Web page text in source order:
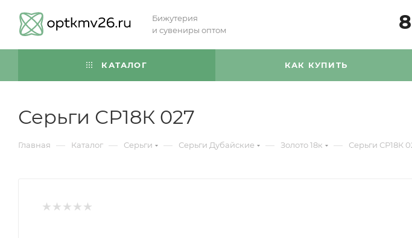
Бижутерия
и сувениры оптом
КАТАЛОГ КАК КУПИТЬ
Серьги СР18К 027
Главная — Каталог — Серьги — Серьги Дубайские — Золото 18к — Серьги СР18К